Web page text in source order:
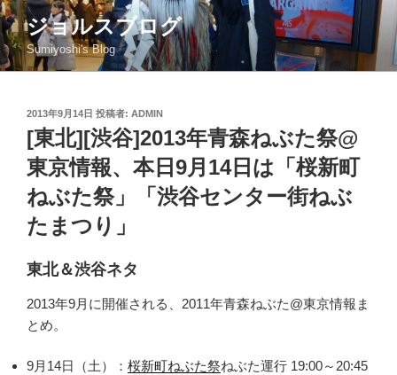
コ
ン
テ
ン
ジョルスブログ
Sumiyoshi's Blog
投
稿
日:
2013年9月14日 投稿者: ADMIN
[東北][渋谷]2013年青森ねぶた祭@
東京情報、本日9月14日は「桜新町
ねぶた祭」「渋谷センター街ねぶ
たまつり」
東北＆渋谷ネタ
2013年9月に開催される、2011年青森ねぶた@東京情報ま
とめ。
9月14日（土）： 桜新町ねぶた祭ねぶた運行 19:00～20:45